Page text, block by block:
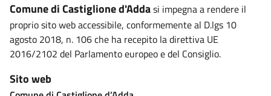
Comune di Castiglione d'Addasi impegna a rendere il
proprio sito web accessibile, conformemente al D.lgs 10
agosto 2018, n. 106 che ha recepito la direttiva UE
2016/2102 del Parlamento europeo e del Consiglio.
Sito web